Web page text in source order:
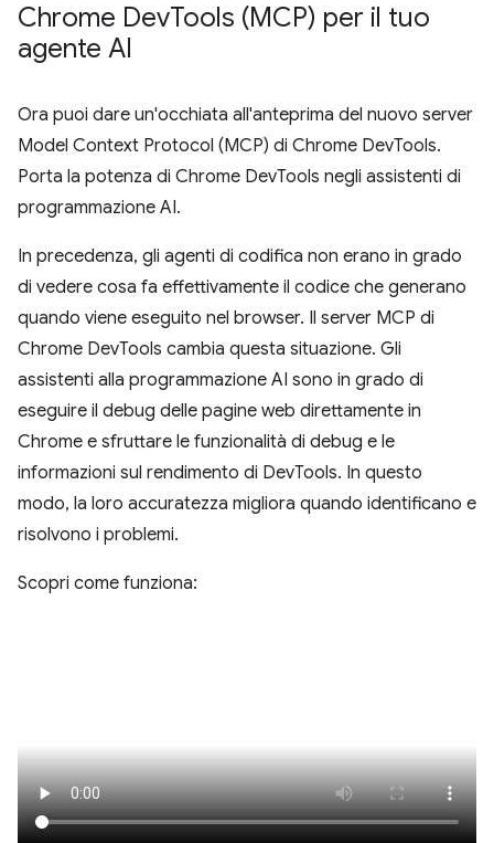
Chrome DevTools (MCP) per il tuo
agente AI
Ora puoi dare un'occhiata all'anteprima del nuovo server
Model Context Protocol (MCP) di Chrome DevTools.
Porta la potenza di Chrome DevTools negli assistenti di
programmazione AI.
In precedenza, gli agenti di codifica non erano in grado
di vedere cosa fa effettivamente il codice che generano
quando viene eseguito nel browser. Il server MCP di
Chrome DevTools cambia questa situazione. Gli
assistenti alla programmazione AI sono in grado di
eseguire il debug delle pagine web direttamente in
Chrome e sfruttare le funzionalità di debug e le
informazioni sul rendimento di DevTools. In questo
modo, la loro accuratezza migliora quando identificano e
risolvono i problemi.
Scopri come funziona: